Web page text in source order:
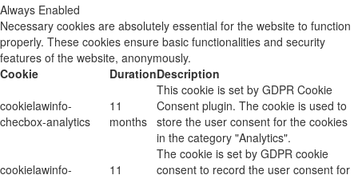
Always Enabled
Necessary cookies are absolutely essential for the website to function
properly. These cookies ensure basic functionalities and security
features of the website, anonymously.
Cookie
DurationDescription
cookielawinfo-
checbox-analytics
11
months
This cookie is set by GDPR Cookie
Consent plugin. The cookie is used to
store the user consent for the cookies
in the category "Analytics".
cookielawinfo-
11
The cookie is set by GDPR cookie
consent to record the user consent for